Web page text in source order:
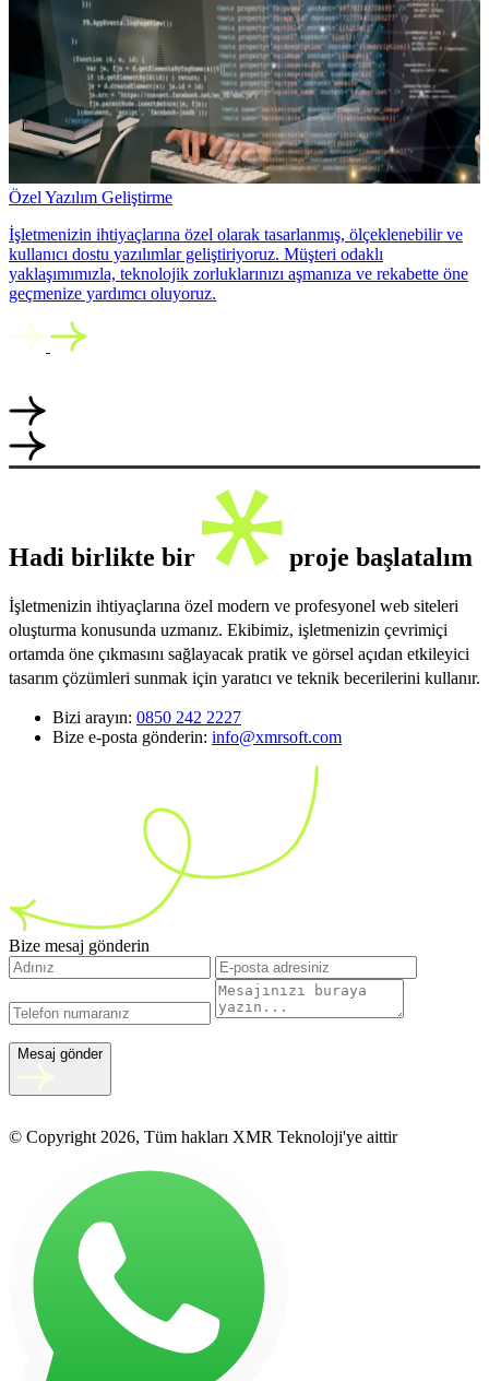
Özel Yazılım Geliştirme
İşletmenizin ihtiyaçlarına özel olarak tasarlanmış, ölçeklenebilir ve
kullanıcı dostu yazılımlar geliştiriyoruz. Müşteri odaklı
yaklaşımımızla, teknolojik zorluklarınızı aşmanıza ve rekabette öne
geçmenize yardımcı oluyoruz.
Hadi birlikte bir proje başlatalım
İşletmenizin ihtiyaçlarına özel modern ve profesyonel web siteleri
oluşturma konusunda uzmanız. Ekibimiz, işletmenizin çevrimiçi
ortamda öne çıkmasını sağlayacak pratik ve görsel açıdan etkileyici
tasarım çözümleri sunmak için yaratıcı ve teknik becerilerini kullanır.
Bizi arayın: 0850 242 2227
Bize e-posta gönderin: info@xmrsoft.com
Bize mesaj gönderin
Mesaj gönder
© Copyright 2026, Tüm hakları XMR Teknoloji'ye aittir